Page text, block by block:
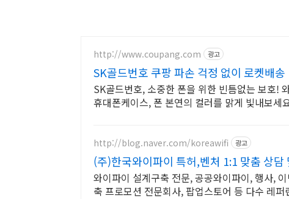
http://www.coupang.com 광고
SK골드번호 쿠팡 파손 걱정 없이 로켓배송
SK골드번호, 소중한 폰을 위한 빈틈없는 보호!
휴대폰케이스, 폰 본연의 컬러를 맑게 빛내보세
http://blog.naver.com/koreawifi 광고
(주)한국와이파이 특허,벤처 1:1 맞춤 상담
와이파이 설계구축 전문, 공공와이파이, 행사,
축 프로모션 전문회사, 팝업스토어 등 다수 레퍼